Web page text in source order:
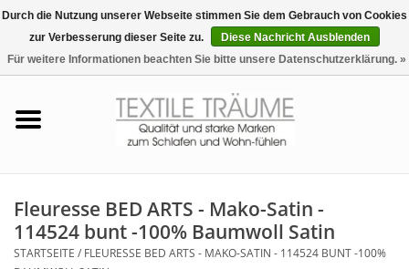
0 Artikel - €0,00
Tag & Nachtwäsche
Fleuresse BED ARTS - Mako-Satin -
114524 bunt -100% Baumwoll Satin
STARTSEITE / FLEURESSE BED ARTS - MAKO-SATIN - 114524 BUNT -100%
Durch die Nutzung unserer Webseite stimmen Sie dem Gebrauch von Cookies
zur Verbesserung dieser Seite zu.
Diese Nachricht Ausblenden
Für weitere Informationen beachten Sie bitte unsere Datenschutzerklärung. »